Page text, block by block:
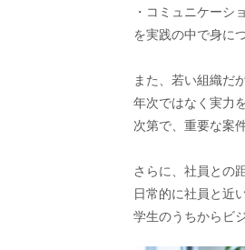
・コミュニケーシ
を実践の中で身に
また、若い組織だ
年次ではなく実力
次第で、重要な案
さらに、社員との
日常的に社員と近
学生のうちからビ